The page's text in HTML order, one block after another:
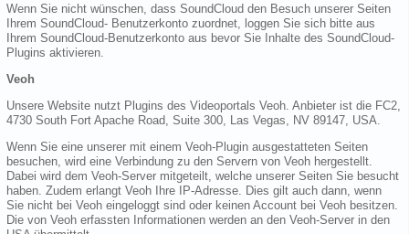
Wenn Sie nicht wünschen, dass SoundCloud den Besuch unserer Seiten
Ihrem SoundCloud- Benutzerkonto zuordnet, loggen Sie sich bitte aus
Ihrem SoundCloud-Benutzerkonto aus bevor Sie Inhalte des SoundCloud-
Plugins aktivieren.
Veoh
Unsere Website nutzt Plugins des Videoportals Veoh. Anbieter ist die FC2,
4730 South Fort Apache Road, Suite 300, Las Vegas, NV 89147, USA.
Wenn Sie eine unserer mit einem Veoh-Plugin ausgestatteten Seiten
besuchen, wird eine Verbindung zu den Servern von Veoh hergestellt.
Dabei wird dem Veoh-Server mitgeteilt, welche unserer Seiten Sie besucht
haben. Zudem erlangt Veoh Ihre IP-Adresse. Dies gilt auch dann, wenn
Sie nicht bei Veoh eingeloggt sind oder keinen Account bei Veoh besitzen.
Die von Veoh erfassten Informationen werden an den Veoh-Server in den